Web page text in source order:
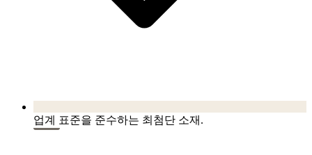
업계 표준을 준수하는 최첨단 소재.